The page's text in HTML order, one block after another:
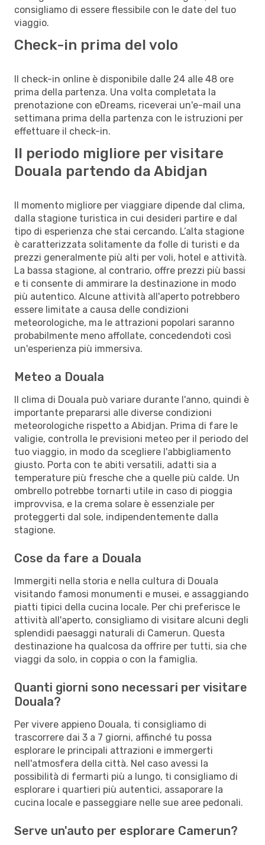
consigliamo di essere flessibile con le date del tuo
viaggio.
Check-in prima del volo
Il check-in online è disponibile dalle 24 alle 48 ore
prima della partenza. Una volta completata la
prenotazione con eDreams, riceverai un'e-mail una
settimana prima della partenza con le istruzioni per
effettuare il check-in.
Il periodo migliore per visitare
Douala partendo da Abidjan
Il momento migliore per viaggiare dipende dal clima,
dalla stagione turistica in cui desideri partire e dal
tipo di esperienza che stai cercando. L’alta stagione
è caratterizzata solitamente da folle di turisti e da
prezzi generalmente più alti per voli, hotel e attività.
La bassa stagione, al contrario, offre prezzi più bassi
e ti consente di ammirare la destinazione in modo
più autentico. Alcune attività all'aperto potrebbero
essere limitate a causa delle condizioni
meteorologiche, ma le attrazioni popolari saranno
probabilmente meno affollate, concedendoti così
un'esperienza più immersiva.
Meteo a Douala
Il clima di Douala può variare durante l'anno, quindi è
importante prepararsi alle diverse condizioni
meteorologiche rispetto a Abidjan. Prima di fare le
valigie, controlla le previsioni meteo per il periodo del
tuo viaggio, in modo da scegliere l'abbigliamento
giusto. Porta con te abiti versatili, adatti sia a
temperature più fresche che a quelle più calde. Un
ombrello potrebbe tornarti utile in caso di pioggia
improvvisa, e la crema solare è essenziale per
proteggerti dal sole, indipendentemente dalla
stagione.
Cose da fare a Douala
Immergiti nella storia e nella cultura di Douala
visitando famosi monumenti e musei, e assaggiando
piatti tipici della cucina locale. Per chi preferisce le
attività all'aperto, consigliamo di visitare alcuni degli
splendidi paesaggi naturali di Camerun. Questa
destinazione ha qualcosa da offrire per tutti, sia che
viaggi da solo, in coppia o con la famiglia.
Quanti giorni sono necessari per visitare
Douala?
Per vivere appieno Douala, ti consigliamo di
trascorrere dai 3 a 7 giorni, affinché tu possa
esplorare le principali attrazioni e immergerti
nell'atmosfera della città. Nel caso avessi la
possibilità di fermarti più a lungo, ti consigliamo di
esplorare i quartieri più autentici, assaporare la
cucina locale e passeggiare nelle sue aree pedonali.
Serve un'auto per esplorare Camerun?